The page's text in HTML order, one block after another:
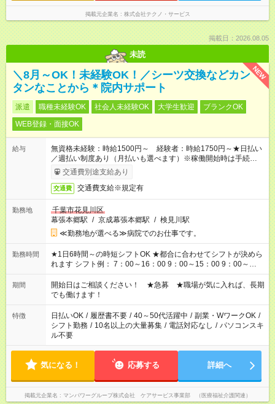
掲載元企業名 株式会社テクノ・サービス
掲載日：2026.08.05
未読
NEW
＼8月～OK！未経験OK！／シーツ交換などカン
タンなことから＊院内サポート
派遣 職種未経験OK 社会人未経験OK 大学生歓迎
ブランクOK
WEB登録・面接OK
給与
無資格未経験：時給1500円～ 経験者：時給1750円～★日払い
／週払い制度あり（月払いも選べます）※稼働開始時は手続き完
了次第のお支払いとなります。
交通費別途支給あり
交通費 交通費支給※規定有
勤務地
千葉市花見川区
幕張本郷駅 / 京成幕張本郷駅 / 検見川駅
≪勤務地が選べる≫病院でのお仕事です。
勤務時間
★1日6時間～の時短シフトOK ★都合に合わせてシフトが決めら
れます シフト例： 7：00～16：00 9：00～15：00 9：00～
18：00 11：00～20：00 など ※Wワークの場合、他のお仕事と
合わせ週40時間超の就業はご案内できません ※法令に基づき、
週20時間以上勤務は社会保険への加入対象となります ※労働者
派遣法（日雇い派遣の原則禁止）により、短時間・短期間の就
業はご案内が難しい場合があります
期間
開始日はご相談ください！ ★急募 ★職場が気に入れば、長期
でも働けます！
特徴 日払いOK / 履歴書不要 / 40～50代活躍中 / 副業・WワークOK /
シフト勤務 / 10名以上の大量募集 / 電話対応なし / パソコンスキ
ル不要
気になる！ 応募する 詳細へ
掲載元企業名 マンパワーグループ株式会社 ケアサービス事業部 （医療福祉介護関連）